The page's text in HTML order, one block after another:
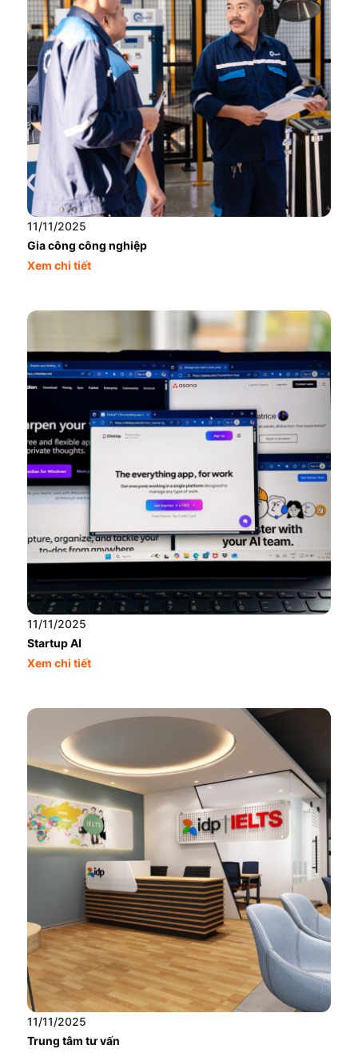
11/11/2025
Gia công công nghiệp
Xem chi tiết
11/11/2025
Startup AI
Xem chi tiết
11/11/2025
Trung tâm tư vấn